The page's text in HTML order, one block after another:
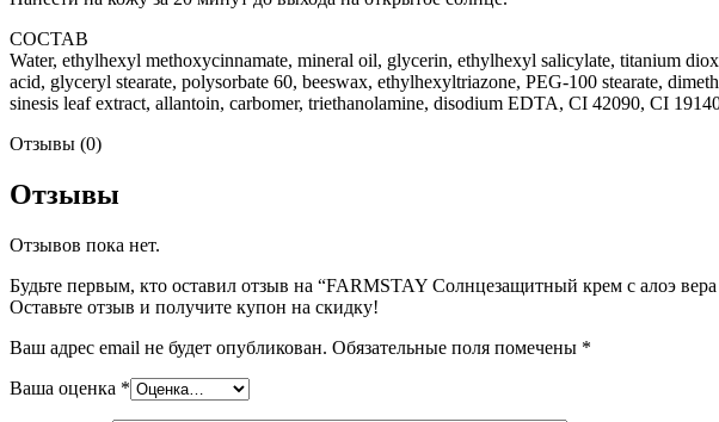
СОСТАВ
Water, ethylhexyl methoxycinnamate, mineral oil, glycerin, ethylhexyl salicylate, titanium
acid, glyceryl stearate, polysorbate 60, beeswax, ethylhexyltriazone, PEG-100 stearate,
sinesis leaf extract, allantoin, carbomer, triethanolamine, disodium EDTA, CI 42090, CI
Отзывы (0)
Отзывы
Отзывов пока нет.
Будьте первым, кто оставил отзыв на “FARMSTAY Солнцезащитный крем с алоэ
Оставьте отзыв и получите купон на скидку!
Ваш адрес email не будет опубликован. Обязательные поля помечены *
Ваша оценка *